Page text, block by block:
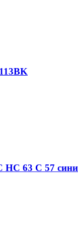
63 C 57